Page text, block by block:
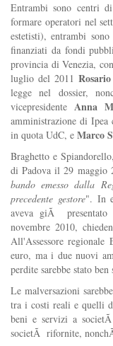
Entrambi sono centri
formare operatori nel
estetisti), entrambi
finanziati da fondi
provincia di Venezia,
luglio del 2011
legge nel dossier,
vicepresidenteAnna
amministrazione di Ipea
in quota UdC, e Marco
Braghetto e
di Padova il 29 maggio
bando emesso dalla
precedente gestore". In
aveva giÃ presentato
novembre 2010,
All'Assessore
euro, ma i due nuovi
perdite sarebbe stato
Le malversazioni
tra i costi reali e quelli
beni e servizi a
societÃ rifornite,